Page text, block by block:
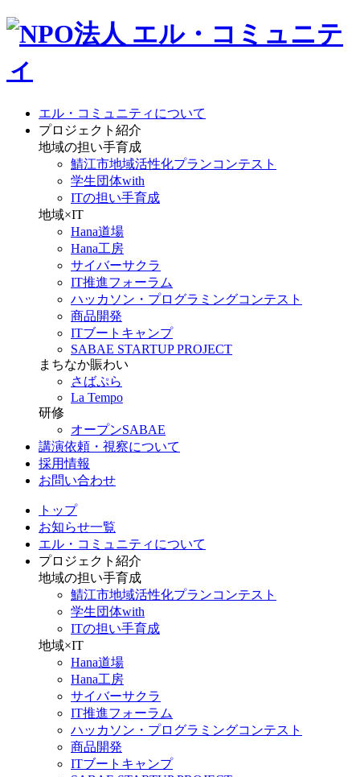
エル・コミュニティについて
プロジェクト紹介
地域の担い手育成
鯖江市地域活性化プランコンテスト
学生団体with
ITの担い手育成
地域×IT
Hana道場
Hana工房
サイバーサクラ
IT推進フォーラム
ハッカソン・プログラミングコンテスト
商品開発
ITブートキャンプ
SABAE STARTUP PROJECT
まちなか賑わい
さばぷら
La Tempo
研修
オープンSABAE
講演依頼・視察について
採用情報
お問い合わせ
トップ
お知らせ一覧
エル・コミュニティについて
プロジェクト紹介
地域の担い手育成
鯖江市地域活性化プランコンテスト
学生団体with
ITの担い手育成
地域×IT
Hana道場
Hana工房
サイバーサクラ
IT推進フォーラム
ハッカソン・プログラミングコンテスト
商品開発
ITブートキャンプ